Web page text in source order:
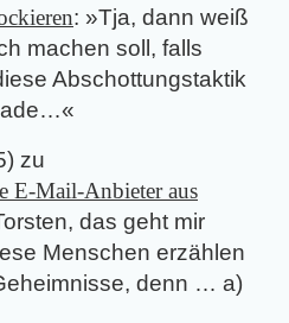
: »Tja, dann weiß
machen soll, falls
Abschottungstaktik
«
) zu
E-Mail-Anbieter aus
das geht mir
Menschen erzählen
denn … a)